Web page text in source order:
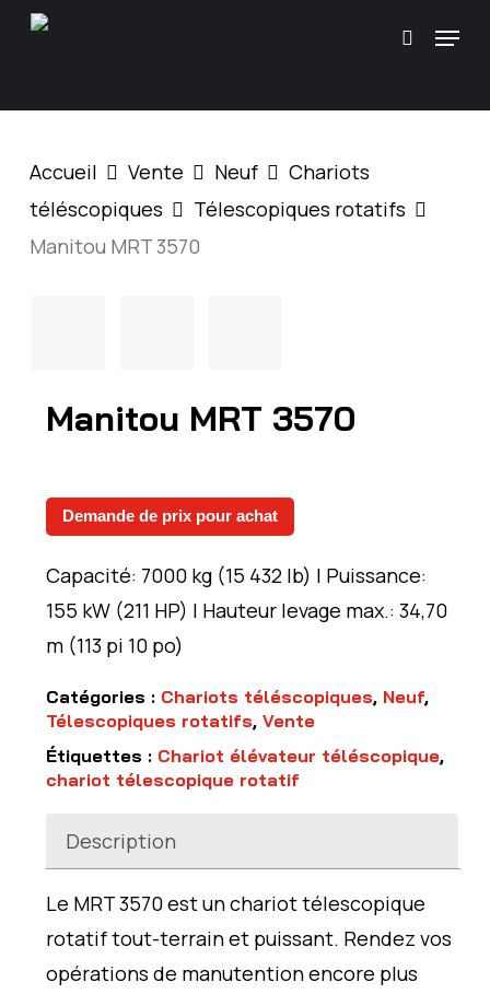
Skip
Menu
Accueil Vente Neuf
Chariots
téléscopiques
Télescopiques rotatifs
Manitou MRT 3570
Manitou MRT 3570
Demande de prix pour achat
Capacité: 7000 kg (15 432 lb) | Puissance:
155 kW (211 HP) | Hauteur levage max.: 34,70
m (113 pi 10 po)
Catégories : Chariots téléscopiques, Neuf,
Télescopiques rotatifs, Vente
Étiquettes : Chariot élévateur téléscopique,
chariot télescopique rotatif
Description
Le MRT 3570 est un chariot télescopique
rotatif tout-terrain et puissant. Rendez vos
opérations de manutention encore plus